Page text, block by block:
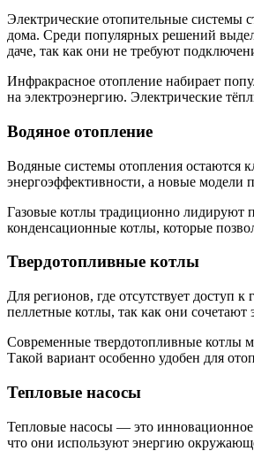
Электрические отопительные системы
дома. Среди популярных решений
даче, так как они не требуют
Инфракрасное отопление набирает
на электроэнергию. Электрические
Водяное отопление
Водяные системы отопления остаются
энергоэффективности, а новые модели
Газовые котлы традиционно лидируют
конденсационные котлы, которые
Твердотопливные котлы
Для регионов, где отсутствует доступ
пеллетные котлы, так как они сочетают
Современные твердотопливные котлы
Такой вариант особенно удобен для
Тепловые насосы
Тепловые насосы — это инновационное
что они используют энергию